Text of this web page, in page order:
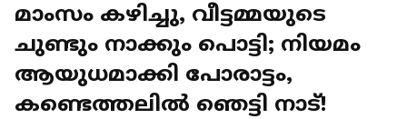
മാംസം കഴിച്ചു, വീട്ടമ്മയുടെ
ചുണ്ടും നാക്കും പൊട്ടി; നിയമം
ആയുധമാക്കി പോരാട്ടം,
കണ്ടെത്തലിൽ ഞെട്ടി നാട്!